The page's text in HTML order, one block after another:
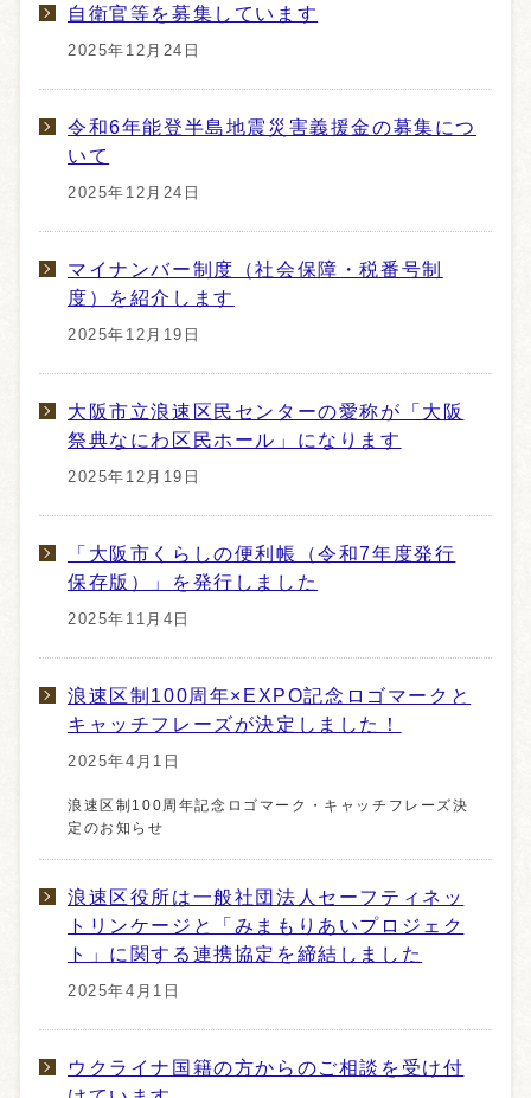
自衛官等を募集しています
2025年12月24日
令和6年能登半島地震災害義援金の募集につ
いて
2025年12月24日
マイナンバー制度（社会保障・税番号制
度）を紹介します
2025年12月19日
大阪市立浪速区民センターの愛称が「大阪
祭典なにわ区民ホール」になります
2025年12月19日
「大阪市くらしの便利帳（令和7年度発行
保存版）」を発行しました
2025年11月4日
浪速区制100周年×EXPO記念ロゴマークと
キャッチフレーズが決定しました！
2025年4月1日
浪速区制100周年記念ロゴマーク・キャッチフレーズ決
定のお知らせ
浪速区役所は一般社団法人セーフティネッ
トリンケージと「みまもりあいプロジェク
ト」に関する連携協定を締結しました
2025年4月1日
ウクライナ国籍の方からのご相談を受け付